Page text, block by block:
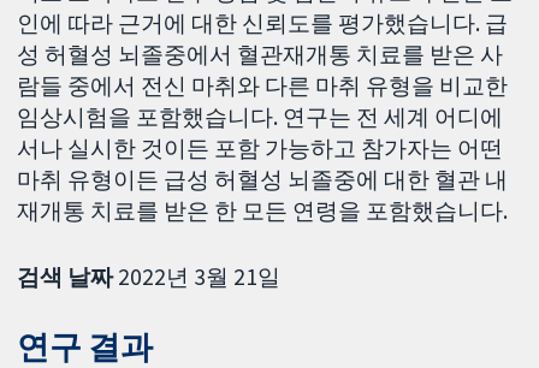
인에 따라 근거에 대한 신뢰도를 평가했습니다. 급
성 허혈성 뇌졸중에서 혈관재개통 치료를 받은 사
람들 중에서 전신 마취와 다른 마취 유형을 비교한
임상시험을 포함했습니다. 연구는 전 세계 어디에
서나 실시한 것이든 포함 가능하고 참가자는 어떤
마취 유형이든 급성 허혈성 뇌졸중에 대한 혈관 내
재개통 치료를 받은 한 모든 연령을 포함했습니다.
검색 날짜2022년 3월 21일
연구 결과